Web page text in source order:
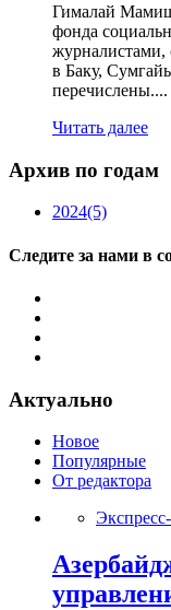
Гималай
фонда
журналистами,
в Баку,
перечислены....
Читать далее
Архив по годам
2024(5)
Следите за нами в
Актуально
Новое
Популярные
От редактора